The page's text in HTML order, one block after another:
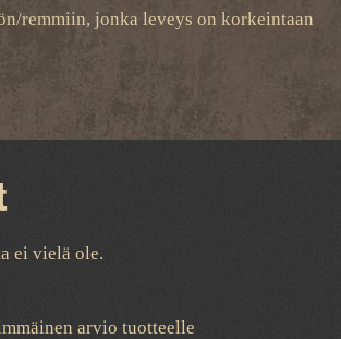
remmiin, jonka leveys on korkeintaan
ei vielä ole.
arvio tuotteelle